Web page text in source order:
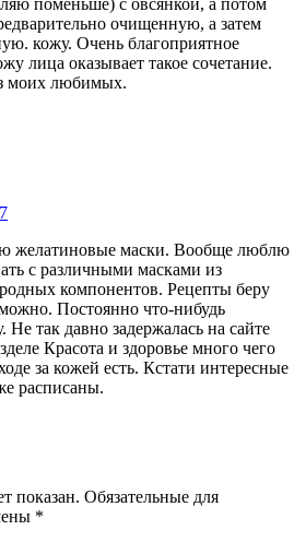
очищенную, а затем
кожу. Очень благоприятное
лица оказывает такое сочетание.
моих любимых.
желатиновые маски. Вообще люблю
с различными масками из
компонентов. Рецепты беру
можно. Постоянно что-нибудь
Не так давно задержалась на сайте
Красота и здоровье много чего
за кожей есть. Кстати интересные
расписаны.
показан. Обязательные для
*